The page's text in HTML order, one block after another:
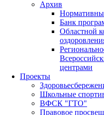
Архив
Банк
Областной
центрами
Проекты
Школьные
ВФСК "ГТО"
Правовое